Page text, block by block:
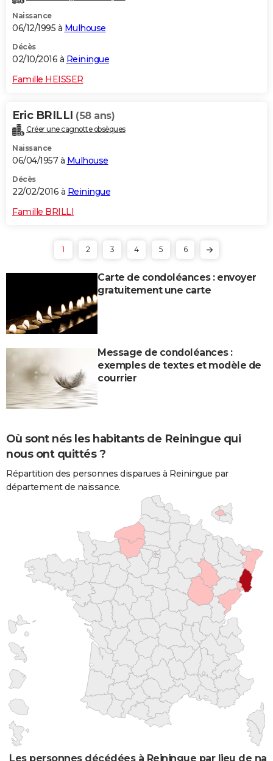
Naissance
06/12/1995 à Mulhouse
Décès
02/10/2016 à Reiningue
Famille HEISSER
Eric BRILLI (58 ans)
Créer une cagnotte obsèques
Naissance
06/04/1957 à Mulhouse
Décès
22/02/2016 à Reiningue
Famille BRILLI
1 2 3 4 5 6
Carte de condoléances : envoyer
gratuitement une carte
Message de condoléances :
exemples de textes et modèle de
courrier
Où sont nés les habitants de Reiningue qui
nous ont quittés ?
Répartition des personnes disparues à Reiningue par
département de naissance.
Les personnes décédées à Reiningue par lieu de